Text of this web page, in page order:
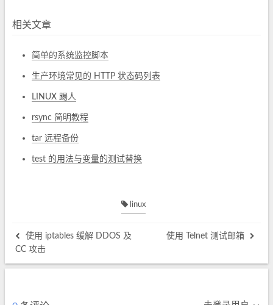
相关文章
简单的系统监控脚本
生产环境常见的 HTTP 状态码列表
LINUX 踢人
rsync 简明教程
tar 远程备份
test 的用法与变量的测试替换
linux
使用 iptables 缓解 DDOS 及
CC 攻击
使用 Telnet 测试邮箱